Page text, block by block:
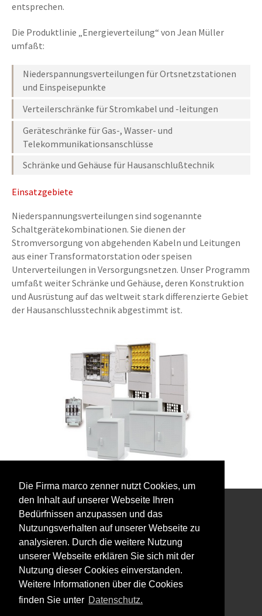
Die Firma marco zenner nutzt Cookies, um
den Inhalt auf unserer Webseite Ihren
Bedürfnissen anzupassen und das
Nutzungsverhalten auf unserer Webseite zu
analysieren. Durch die weitere Nutzung
unserer Webseite erklären Sie sich mit der
Nutzung dieser Cookies einverstanden.
Weitere Informationen über die Cookies
finden Sie unter Datenschutz.
entsprechen.
Die Produktlinie „Energieverteilung“ von Jean Müller
umfaßt:
Niederspannungsverteilungen für Ortsnetzstationen
und Einspeisepunkte
Verteilerschränke für Stromkabel und -leitungen
Geräteschränke für Gas-, Wasser- und
Telekommunikationsanschlüsse
Schränke und Gehäuse für Hausanschlußtechnik
Einsatzgebiete
Niederspannungsverteilungen sind sogenannte
Schaltgerätekombinationen. Sie dienen der
Stromversorgung von abgehenden Kabeln und Leitungen
aus einer Transformatorstation oder speisen
Unterverteilungen in Versorgungsnetzen. Unser Programm
umfaßt weiter Schränke und Gehäuse, deren Konstruktion
und Ausrüstung auf das weltweit stark differenzierte Gebiet
der Hausanschlusstechnik abgestimmt ist.
Interessiert an unserem Newsletter?
Impressum
Datenschutz